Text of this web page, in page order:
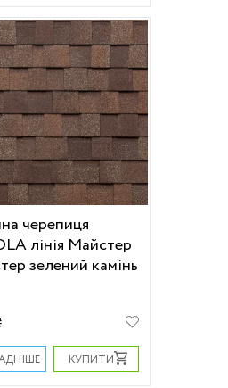
черепиця
лінія Майстер
зелений камінь
КУПИТИ